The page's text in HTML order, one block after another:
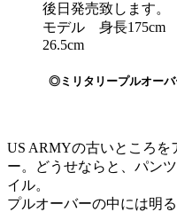
後日発売致します。
モデル 身長175cm
26.5cm
◎ミリタリープルオー
US ARMYの古いところを
ー。どうせならと、パン
イル。
プルオーバーの中には明